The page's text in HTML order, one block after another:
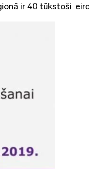
ir 40 tūkstoši